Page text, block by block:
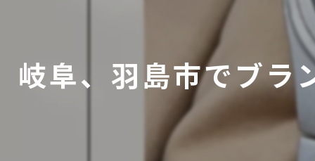
岐阜、羽島市でブ